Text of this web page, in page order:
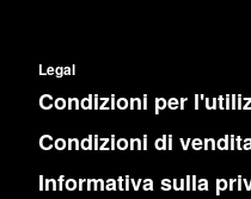
Legal
Condizioni per
Condizioni di
Informativa sulla